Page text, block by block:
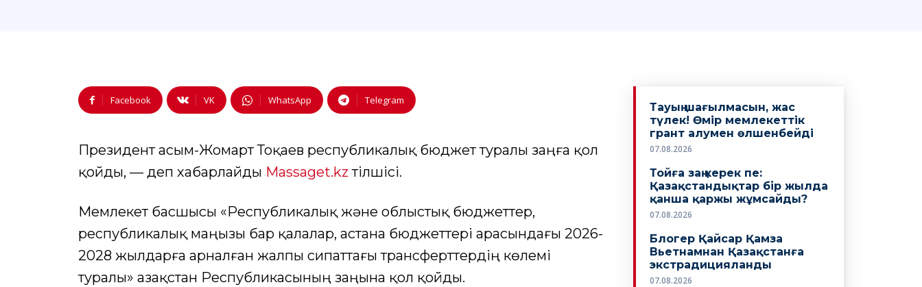
Facebook VK WhatsApp Telegram
Президент Қасым-Жомарт Тоқаев республикалық бюджет туралы заңға қол
қойды, — деп хабарлайды Massaget.kz тілшісі.
Мемлекет басшысы «Республикалық және облыстық бюджеттер,
республикалық маңызы бар қалалар, астана бюджеттері арасындағы 2026-
2028 жылдарға арналған жалпы сипаттағы трансферттердің көлемі
туралы» Қазақстан Республикасының заңына қол қойды.
Тауың шағылмасын, жас
түлек! Өмiр мемлекеттiк
грант алумен өлшенбейдi
07.08.2026
Тойға заң керек пе:
Қазақстандықтар бір жылда
қанша қаржы жұмсайды?
07.08.2026
Блогер Қайсар Қамза
Вьетнамнан Қазақстанға
экстрадицияланды
07.08.2026